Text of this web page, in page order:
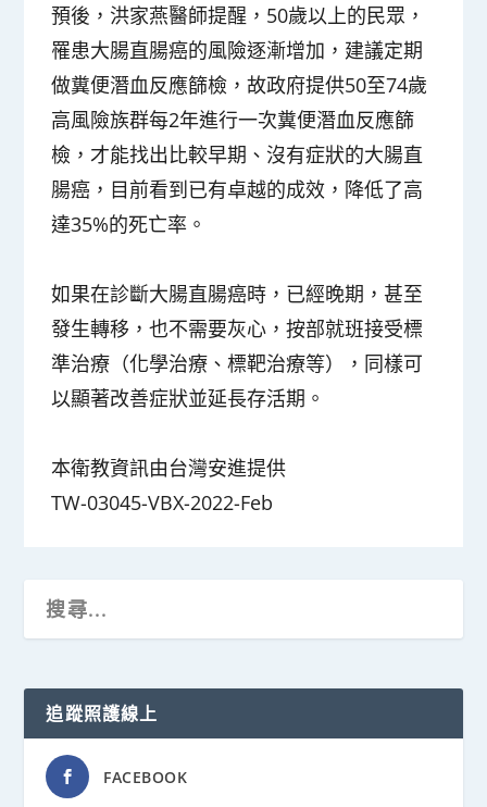
預後，洪家燕醫師提醒，50歲以上的民眾，
罹患大腸直腸癌的風險逐漸增加，建議定期
做糞便潛血反應篩檢，故政府提供50至74歲
高風險族群每2年進行一次糞便潛血反應篩
檢，才能找出比較早期、沒有症狀的大腸直
腸癌，目前看到已有卓越的成效，降低了高
達35%的死亡率。
如果在診斷大腸直腸癌時，已經晚期，甚至
發生轉移，也不需要灰心，按部就班接受標
準治療（化學治療、標靶治療等），同樣可
以顯著改善症狀並延長存活期。
本衛教資訊由台灣安進提供
TW-03045-VBX-2022-Feb
追蹤照護線上
FACEBOOK